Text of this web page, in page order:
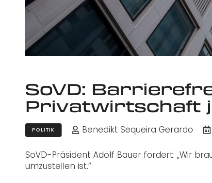
SoVD:
Privatwirtschaft
POLITIK Benedikt Sequeira Gerardo
SoVD-Präsident Adolf Bauer fordert: „Wir
umzustellen ist.“